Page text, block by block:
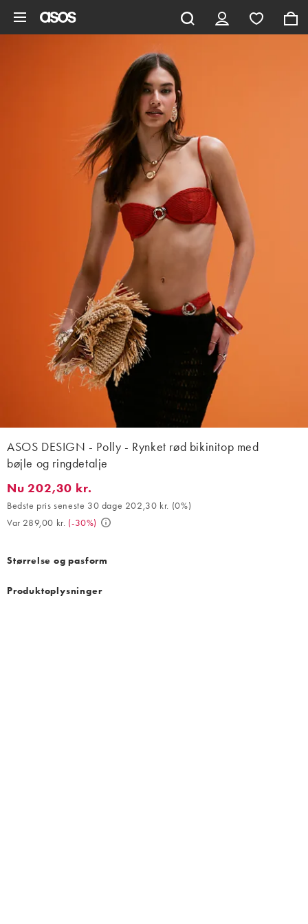
ASOS DESIGN - Polly - Rynket rød bikinitop med
bøjle og ringdetalje
Nu 202,30 kr.. Bedste pris seneste 30 dage 202,30 kr. (0%).
Nu 202,30 kr.
Bedste pris seneste 30 dage 202,30 kr. (0%)
Var 289,00 kr. (-30%)
Størrelse og pasform
Produktoplysninger